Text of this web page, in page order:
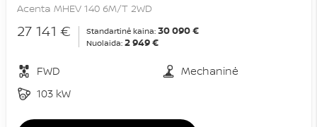
Acenta MHEV 140 6M/T 2WD
27 141 € Standartinė kaina: 30 090 €
Nuolaida: 2 949 €
FWD
Mechaninė
103 kW